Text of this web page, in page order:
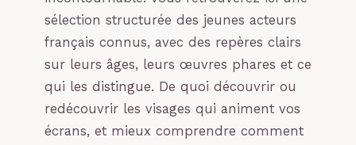
sélection structurée des jeunes acteurs
français connus, avec des repères clairs
sur leurs âges, leurs œuvres phares et ce
qui les distingue. De quoi découvrir ou
redécouvrir les visages qui animent vos
écrans, et mieux comprendre comment